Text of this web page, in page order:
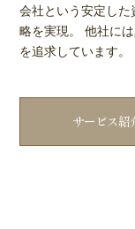
サービス紹
会社という安定し
略を実現。 他社に
を追求しています。